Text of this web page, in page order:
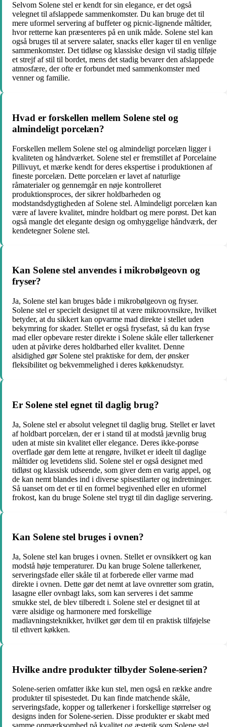
Selvom Solene stel er kendt for sin elegance, er det også
velegnet til afslappede sammenkomster. Du kan bruge det til
mere uformel servering af buffeter og picnic-lignende måltider,
hvor retterne kan præsenteres på en unik måde. Solene stel kan
også bruges til at servere salater, snacks eller kager til en venlige
sammenkomster. Det tidløse og klassiske design vil stadig tilføje
et strejf af stil til bordet, mens det stadig bevarer den afslappede
atmosfære, der ofte er forbundet med sammenkomster med
venner og familie.
Hvad er forskellen mellem Solene stel og
almindeligt porcelæn?
Forskellen mellem Solene stel og almindeligt porcelæn ligger i
kvaliteten og håndværket. Solene stel er fremstillet af Porcelaine
Pillivuyt, et mærke kendt for deres ekspertise i produktionen af ​​
fineste porcelæn. Dette porcelæn er lavet af naturlige
råmaterialer og gennemgår en nøje kontrolleret
produktionsproces, der sikrer holdbarheden og
modstandsdygtigheden af Solene stel. Almindeligt porcelæn kan
være af lavere kvalitet, mindre holdbart og mere porøst. Det kan
også mangle det elegante design og omhyggelige håndværk, der
kendetegner Solene stel.
Kan Solene stel anvendes i mikrobølgeovn og
fryser?
Ja, Solene stel kan bruges både i mikrobølgeovn og fryser.
Solene stel er specielt designet til at være mikroovnsikre, hvilket
betyder, at du sikkert kan opvarme mad direkte i stellet uden
bekymring for skader. Stellet er også frysefast, så du kan fryse
mad eller opbevare rester direkte i Solene skåle eller tallerkener
uden at påvirke deres holdbarhed eller kvalitet. Denne
alsidighed gør Solene stel praktiske for dem, der ønsker
fleksibilitet og bekvemmelighed i deres køkkenudstyr.
Er Solene stel egnet til daglig brug?
Ja, Solene stel er absolut velegnet til daglig brug. Stellet er lavet
af holdbart porcelæn, der er i stand til at modstå jævnlig brug
uden at miste sin kvalitet eller elegance. Deres ikke-porøse
overflade gør dem lette at rengøre, hvilket er ideelt til daglige
måltider og levetidens slid. Solene stel er også designet med
tidløst og klassisk udseende, som giver dem en varig appel, og
de kan nemt blandes ind i diverse spisestilarter og indretninger.
Så uanset om det er til en formel begivenhed eller en uformel
frokost, kan du bruge Solene stel trygt til din daglige servering.
Kan Solene stel bruges i ovnen?
Ja, Solene stel kan bruges i ovnen. Stellet er ovnsikkert og kan
modstå høje temperaturer. Du kan bruge Solene tallerkener,
serveringsfade eller skåle til at forberede eller varme mad
direkte i ovnen. Dette gør det nemt at lave ovnretter som gratin,
lasagne eller ovnbagt laks, som kan serveres i det samme
smukke stel, de blev tilberedt i. Solene stel er designet til at
være alsidige og harmonere med forskellige
madlavningsteknikker, hvilket gør dem til en praktisk tilføjelse
til ethvert køkken.
Hvilke andre produkter tilbyder Solene-serien?
Solene-serien omfatter ikke kun stel, men også en række andre
produkter til spisestedet. Du kan finde matchende skåle,
serveringsfade, kopper og tallerkener i forskellige størrelser og
designs inden for Solene-serien. Disse produkter er skabt med